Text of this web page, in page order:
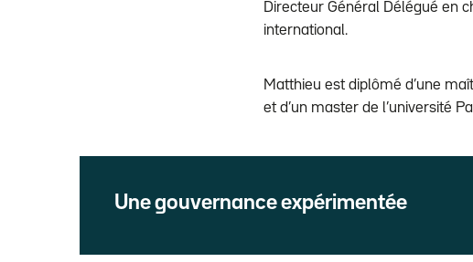
Directeur Général Délégué en
international.
Matthieu est diplômé d’une
et d’un master de l’université
Une gouvernance expérimentée